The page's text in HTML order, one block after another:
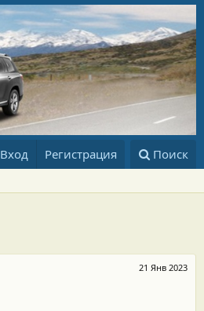
Вход Регистрация Поиск
21 Янв 2023